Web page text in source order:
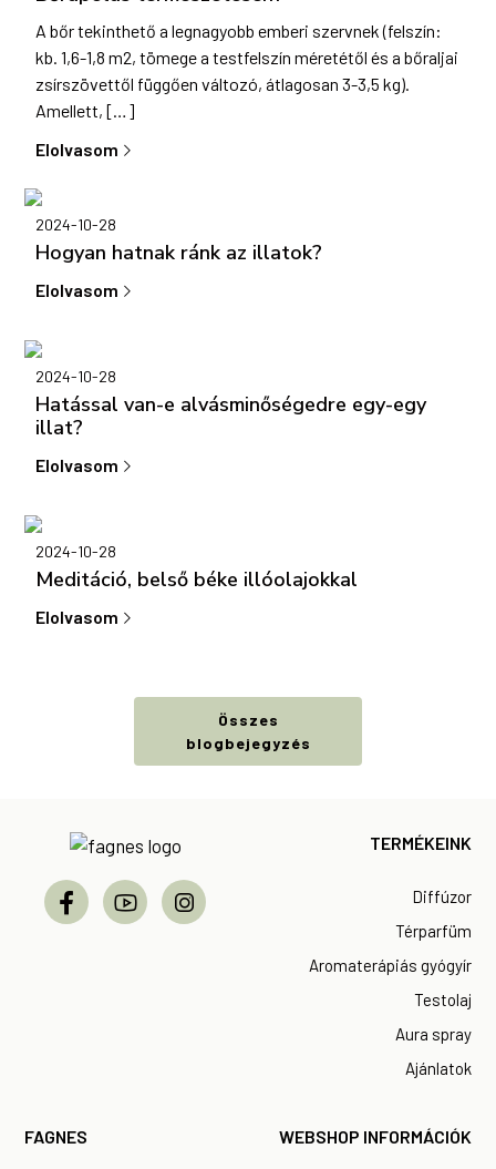
A bőr tekinthető a legnagyobb emberi szervnek (felszín:
kb. 1,6-1,8 m2, tömege a testfelszín méretétől és a bőraljai
zsírszövettől függően változó, átlagosan 3-3,5 kg).
Amellett, […]
Elolvasom
2024-10-28
Hogyan hatnak ránk az illatok?
Elolvasom
2024-10-28
Hatással van-e alvásminőségedre egy-egy
illat?
Elolvasom
2024-10-28
Meditáció, belső béke illóolajokkal
Elolvasom
Összes
blogbejegyzés
TERMÉKEINK
Diffúzor
Térparfüm
Aromaterápiás gyógyír
Testolaj
Aura spray
Ajánlatok
FAGNES WEBSHOP INFORMÁCIÓK